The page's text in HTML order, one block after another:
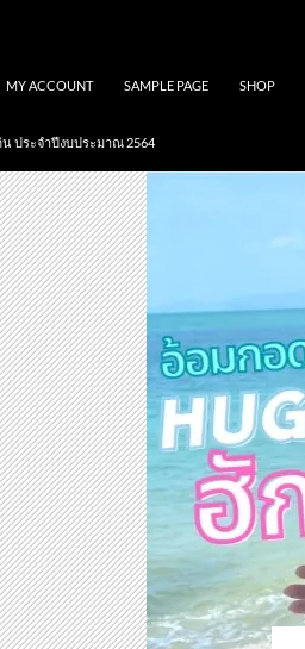
MY ACCOUNT SAMPLE PAGE SHOP
ประจำปีงบประมาณ 2564